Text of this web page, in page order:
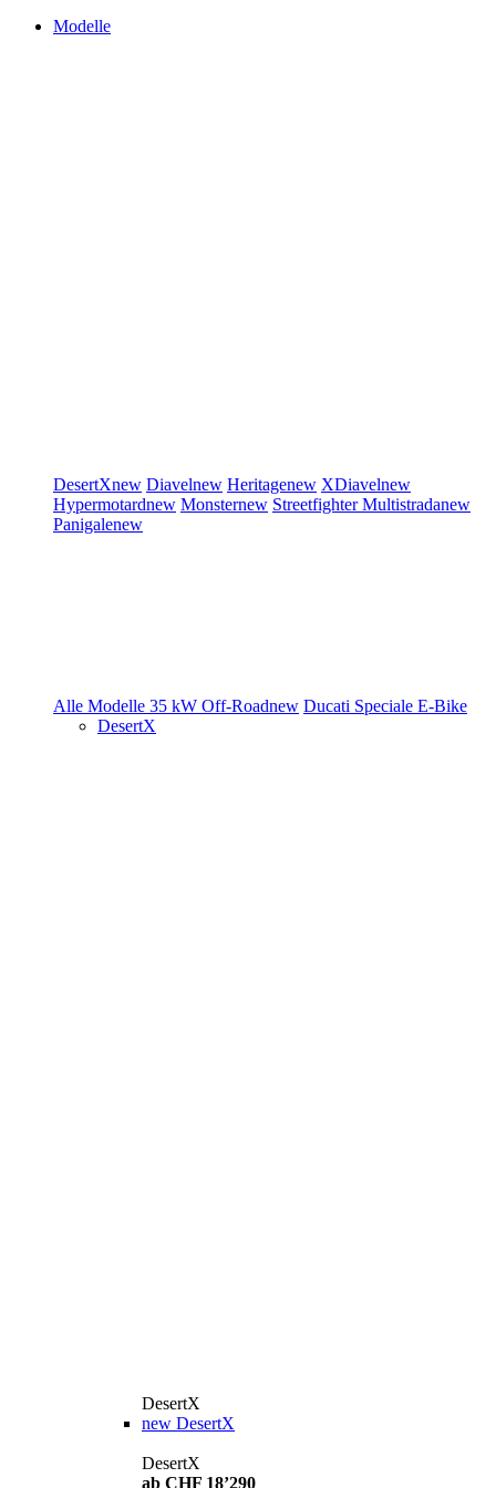
Modelle
DesertXnew Diavelnew Heritagenew XDiavelnew
Hypermotardnew Monsternew StreetfighterMultistradanew
Panigalenew
Alle Modelle 35 kW Off-Roadnew Ducati Speciale E-Bike
DesertX
DesertX
new DesertX
DesertX
ab CHF 18’290